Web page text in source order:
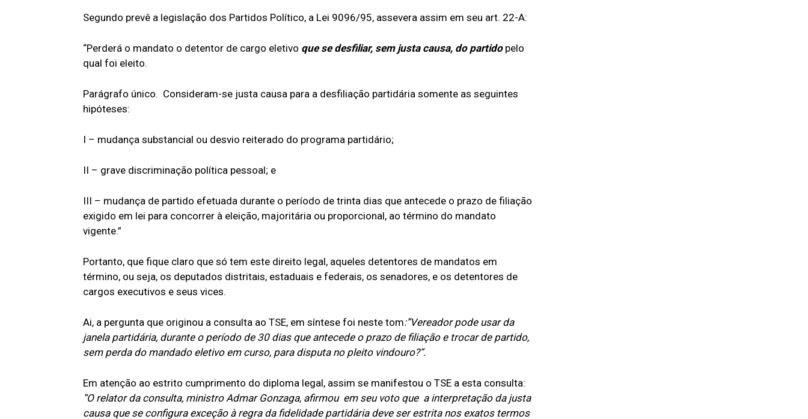
Segundo prevê a legislação dos Partidos Político, a Lei 9096/95, assevera assim em seu art. 22-A:
“Perderá o mandato o detentor de cargo eletivo que se desfiliar, sem justa causa, do partidopelo
qual foi eleito.
Parágrafo único. Consideram-se justa causa para a desfiliação partidária somente as seguintes
hipóteses:
I – mudança substancial ou desvio reiterado do programa partidário;
II – grave discriminação política pessoal; e
III – mudança de partido efetuada durante o período de trinta dias que antecede o prazo de filiação
exigido em lei para concorrer à eleição, majoritária ou proporcional, ao término do mandato
vigente.”
Portanto, que fique claro que só tem este direito legal, aqueles detentores de mandatos em
término, ou seja, os deputados distritais, estaduais e federais, os senadores, e os detentores de
cargos executivos e seus vices.
Ai, a pergunta que originou a consulta ao TSE, em síntese foi neste tom:”Vereador pode usar da
janela partidária, durante o período de 30 dias que antecede o prazo de filiação e trocar de partido,
sem perda do mandado eletivo em curso, para disputa no pleito vindouro?”.
Em atenção ao estrito cumprimento do diploma legal, assim se manifestou o TSE a esta consulta:
“O relator da consulta, ministro Admar Gonzaga, afirmou em seu voto que a interpretação da justa
causa que se configura exceção à regra da fidelidade partidária deve ser estrita nos exatos termos